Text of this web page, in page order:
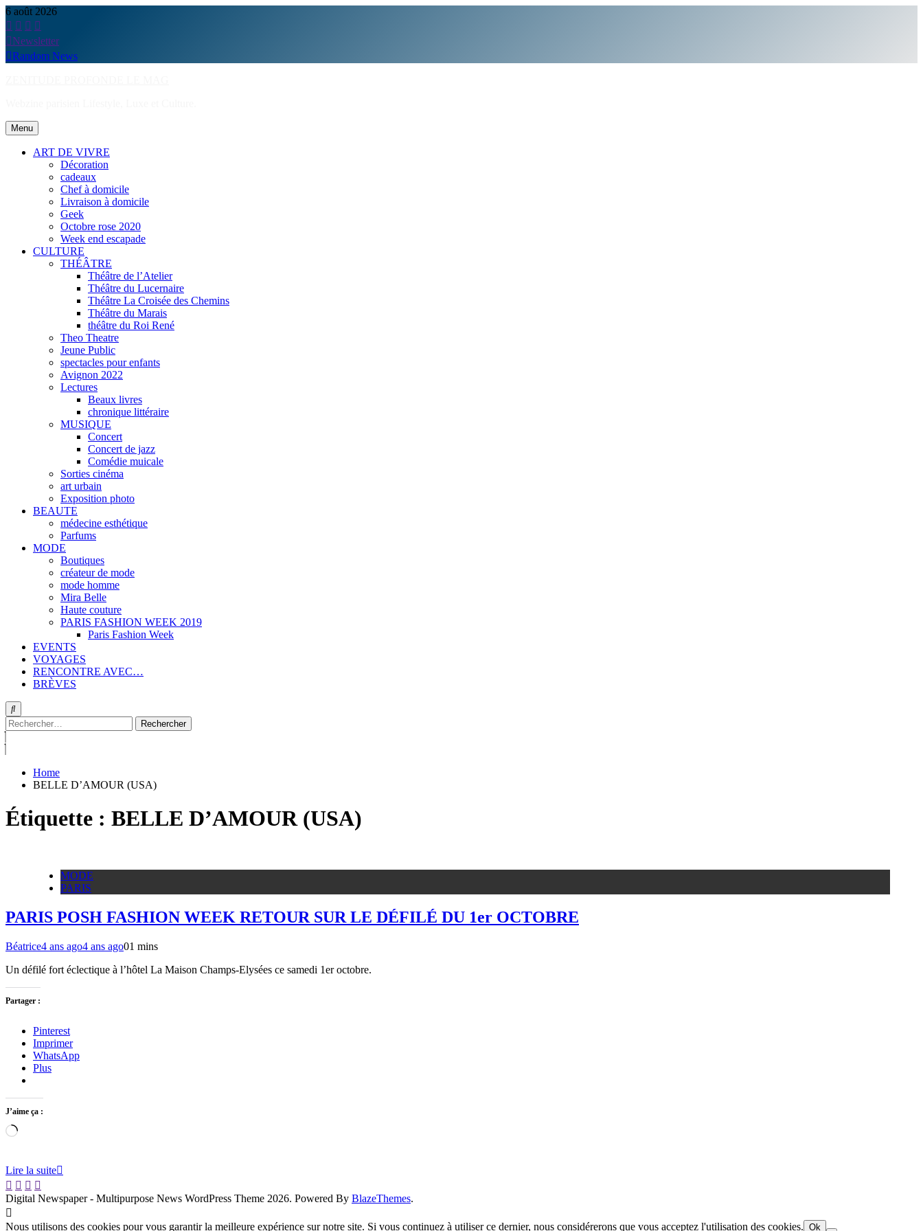
Skip
to
content
6 août 2026
Newsletter
Random News
Menu
ART DE VIVRE
Décoration
cadeaux
Chef à domicile
Livraison à domicile
Geek
Octobre rose 2020
Week end escapade
CULTURE
THÉÂTRE
Théâtre de l’Atelier
Théâtre du Lucernaire
Théâtre La Croisée des Chemins
Théâtre du Marais
théâtre du Roi René
Theo Theatre
Jeune Public
spectacles pour enfants
Avignon 2022
Lectures
Beaux livres
chronique littéraire
MUSIQUE
Concert
Concert de jazz
Comédie muicale
Sorties cinéma
art urbain
Exposition photo
BEAUTE
médecine esthétique
Parfums
MODE
Boutiques
créateur de mode
mode homme
Mira Belle
Haute couture
PARIS FASHION WEEK 2019
Paris Fashion Week
EVENTS
VOYAGES
RENCONTRE AVEC…
BRÈVES
Rechercher :
Home
BELLE D’AMOUR (USA)
Étiquette : BELLE D’AMOUR (USA)
MODE
PARIS
PARIS POSH FASHION WEEK RETOUR SUR LE DÉFILÉ DU 1er OCTOBRE
Béatrice4 ans ago4 ans ago01 mins
Un défilé fort éclectique à l’hôtel La Maison Champs-Elysées ce samedi 1er octobre.
Partager :
Pinterest
Imprimer
WhatsApp
Plus
J’aime ça :
Chargement…
Lire la suite
Digital Newspaper - Multipurpose News WordPress Theme 2026. Powered By BlazeThemes.
Nous utilisons des cookies pour vous garantir la meilleure expérience sur notre site. Si vous continuez à utiliser ce dernier, nous considérerons que vous acceptez l'utilisation des cookies. Ok